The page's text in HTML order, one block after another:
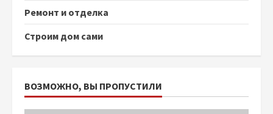
Ремонт и отделка
Строим дом сами
ВОЗМОЖНО, ВЫ ПРОПУСТИЛИ